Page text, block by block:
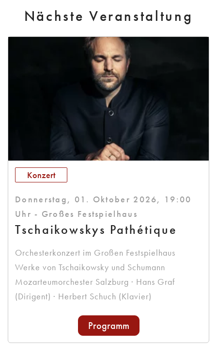
Nächste Veranstaltung
Konzert
Donnerstag, 01. Oktober 2026, 19:00
Uhr - Großes Festspielhaus
Tschaikowskys Pathétique
Orchesterkonzert im Großen Festspielhaus
Werke von Tschaikowsky und Schumann
Mozarteumorchester Salzburg · Hans Graf
(Dirigent) · Herbert Schuch (Klavier)
Programm